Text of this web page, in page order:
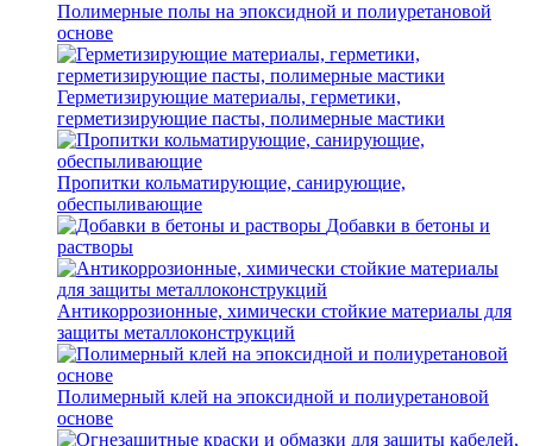
Полимерные полы на эпоксидной и полиуретановой
основе
Герметизирующие материалы, герметики,
герметизирующие пасты, полимерные мастики
Пропитки кольматирующие, санирующие,
обеспыливающие
Добавки в бетоны и
растворы
Антикоррозионные, химически стойкие материалы для
защиты металлоконструкций
Полимерный клей на эпоксидной и полиуретановой
основе